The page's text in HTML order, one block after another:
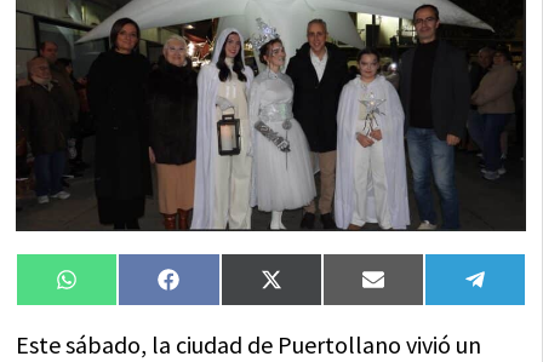
Compartir
en
WhatsAppCompartir
en
FacebookCompartir
en
X
(Twitter)
Compartir
en
Email
en
Este sábado, la ciudad de Puertollano vivió un